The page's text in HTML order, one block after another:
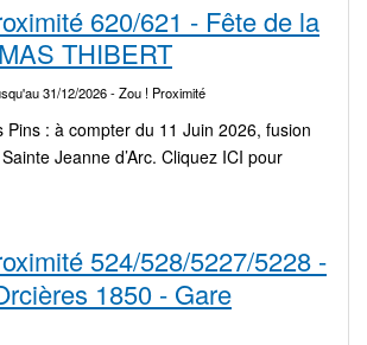
620/621 - Fête de la
THIBERT
31/12/2026- Zou ! Proximité
Pins : à compter du 11 Juin 2026, fusion
Jeanne d’Arc. Cliquez ICI pour
524/528/5227/5228 -
1850 - Gare